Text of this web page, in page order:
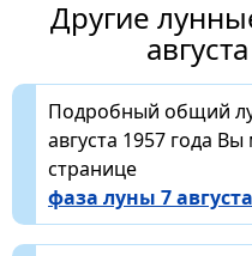
Другие
Подробный общий
августа 1957 года
странице
фаза луны 7